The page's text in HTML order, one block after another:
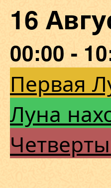
16
00:00 -
Первая
Луна